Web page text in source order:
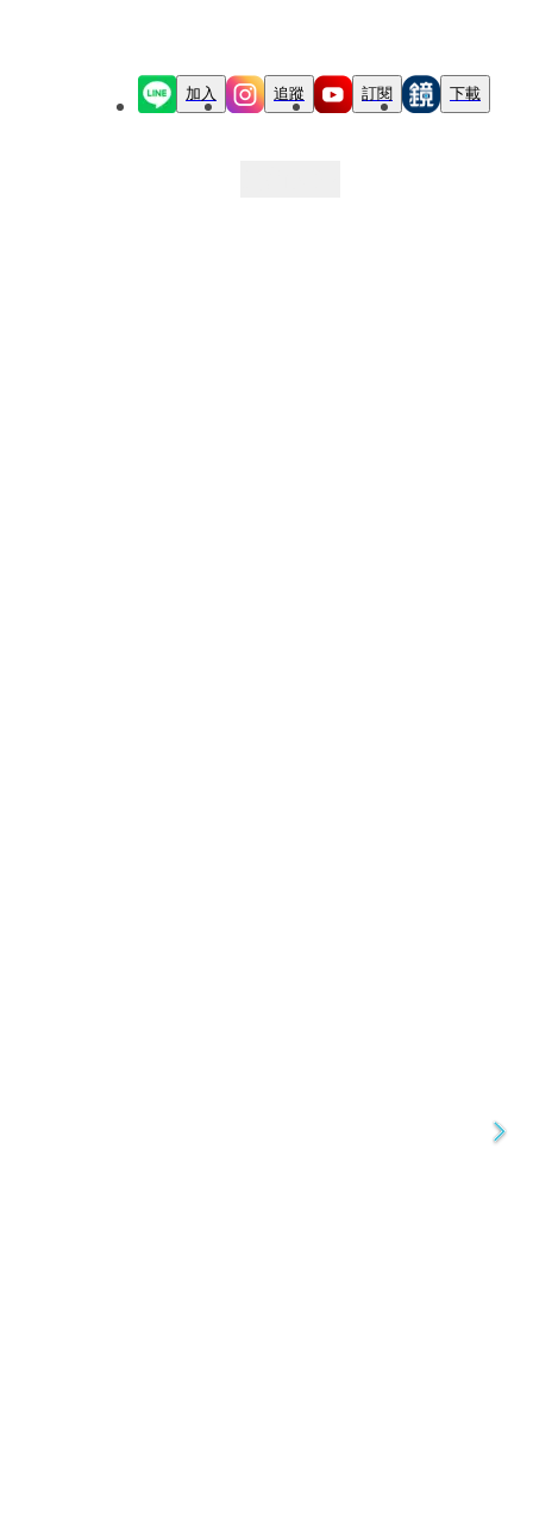
加入 追蹤 訂閱 下載